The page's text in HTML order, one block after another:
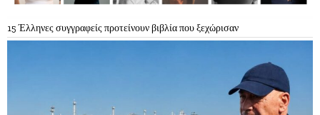
15 Έλληνες συγγραφείς προτείνουν βιβλία που ξεχώρισαν